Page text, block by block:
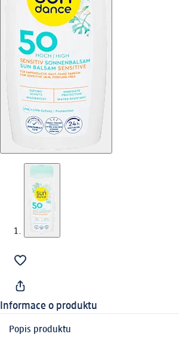
Informace o produktu
Popis produktu